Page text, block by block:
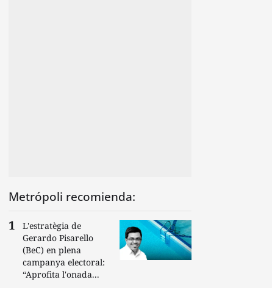
Metrópoli recomienda:
L'estratègia de
Gerardo Pisarello
(BeC) en plena
campanya electoral:
“Aprofita l'onada...